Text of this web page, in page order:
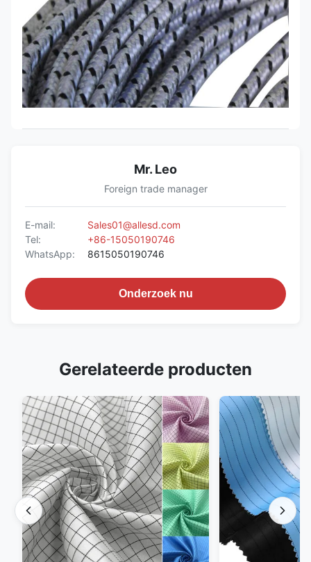
Mr. Leo
Foreign trade manager
E-mail:
Sales01@allesd.com
Tel:
+86-15050190746
WhatsApp:
8615050190746
Onderzoek nu
Gerelateerde producten